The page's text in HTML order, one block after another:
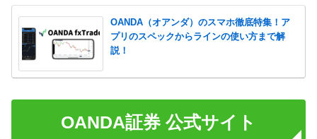
OANDA（オアンダ）のスマホ徹底特集！ア
プリのスペックからラインの使い方まで解
説！
OANDA証券 公式サイト